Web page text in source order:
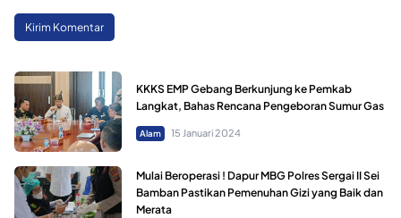
KKKS EMP Gebang Berkunjung ke Pemkab
Langkat, Bahas Rencana Pengeboran Sumur Gas
Alam 15 Januari 2024
Mulai Beroperasi ! Dapur MBG Polres Sergai II Sei
Bamban Pastikan Pemenuhan Gizi yang Baik dan
Merata